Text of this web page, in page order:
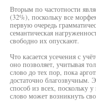
Вторым по частотности
(32%), поскольку все
первую очередь
семантическая
свободно их опускают.
Что касается усечения с
оно позволяет, учитывая
слово до тех пор, пока
достаточно благозвучным.
способ из всех, поскольку
слово может возникнуть